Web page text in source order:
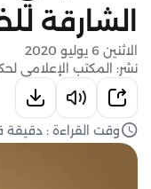
الشارقة
الاثنين 6 يوليو 2020
نشر: المكتب الإعلامي
وقت القراءة : دقيقة